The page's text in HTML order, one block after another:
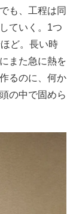
も、工程は同
ていく。1つ
ど。長い時
また急に熱を
るのに、何か
の中で固めら